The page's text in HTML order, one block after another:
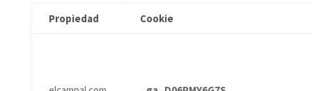
Propiedad Cookie